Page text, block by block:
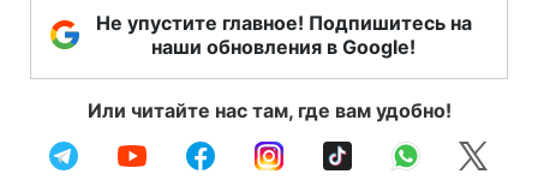
Не упустите главное! Подпишитесь на
наши обновления в Google!
Или читайте нас там, где вам удобно!